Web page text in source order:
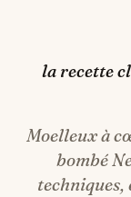
la recette
Moelleux à
bombé
techniques,